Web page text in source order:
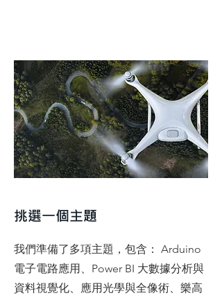
挑選一個主題
我們準備了多項主題，包含： Arduino
電子電路應用、Power BI 大數據分析與
資料視覺化、應用光學與全像術、樂高